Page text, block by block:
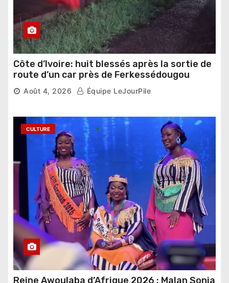
Côte d’Ivoire: huit blessés après la sortie de
route d’un car près de Ferkessédougou
Août 4, 2026 Équipe LeJourPile
CULTURE
Reine Awoulaba d’Afrique 2026 : Malan Sonia